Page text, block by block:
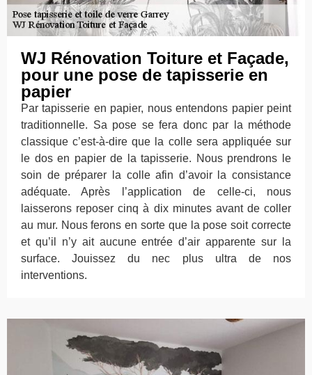
WJ Rénovation Toiture et Façade,
pour une pose de tapisserie en
papier
Par tapisserie en papier, nous entendons papier peint
traditionnelle. Sa pose se fera donc par la méthode
classique c’est-à-dire que la colle sera appliquée sur
le dos en papier de la tapisserie. Nous prendrons le
soin de préparer la colle afin d’avoir la consistance
adéquate. Après l’application de celle-ci, nous
laisserons reposer cinq à dix minutes avant de coller
au mur. Nous ferons en sorte que la pose soit correcte
et qu’il n’y ait aucune entrée d’air apparente sur la
surface. Jouissez du nec plus ultra de nos
interventions.